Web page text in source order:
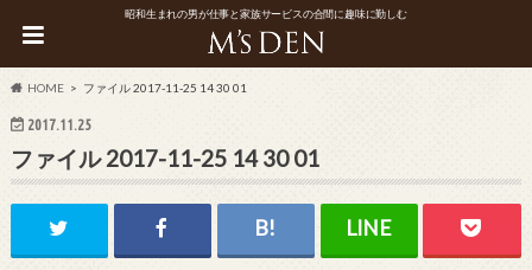
昭和生まれの男が仕事と家族サービスの合間に趣味に勤しむ
HOME ファイル 2017-11-25 14 30 01
2017.11.25
ファイル 2017-11-25 14 30 01